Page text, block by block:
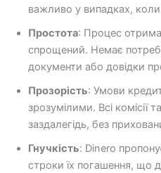
важливо у випадках, коли
Простота: Процес
спрощений. Немає
документи або довідки
Прозорість: Умови
зрозумілими. Всі комісії
заздалегідь, без
Гнучкість: Dinero
строки їх погашення, що